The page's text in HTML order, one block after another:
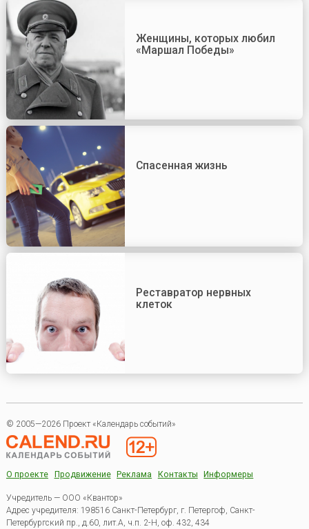
Женщины, которых любил
«Маршал Победы»
Спасенная жизнь
Реставратор нервных
клеток
© 2005—2026 Проект «Календарь событий»
О проекте Продвижение Реклама Контакты Информеры
Учредитель — ООО «Квантор»
Адрес учредителя: 198516 Санкт-Петербург, г. Петергоф, Санкт-
Петербургский пр., д.60, лит.А, ч.п. 2-Н, оф. 432, 434